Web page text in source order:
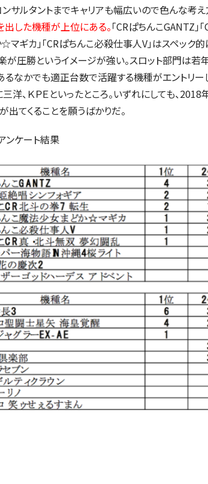
サルタントまでキャリアも幅広いので色んな考え
出した機種が上位にある。「CRぱちんこGANTZ」
ギカ」「CRぱちんこ必殺仕事人V」はスペック的
圧勝というイメージが強い。スロット部門は
なかでも適正台数で活躍する機種がエントリー
洋、ＫＰＥといったところ。いずれにしても、
てくることを願うばかりだ。
ンケート結果